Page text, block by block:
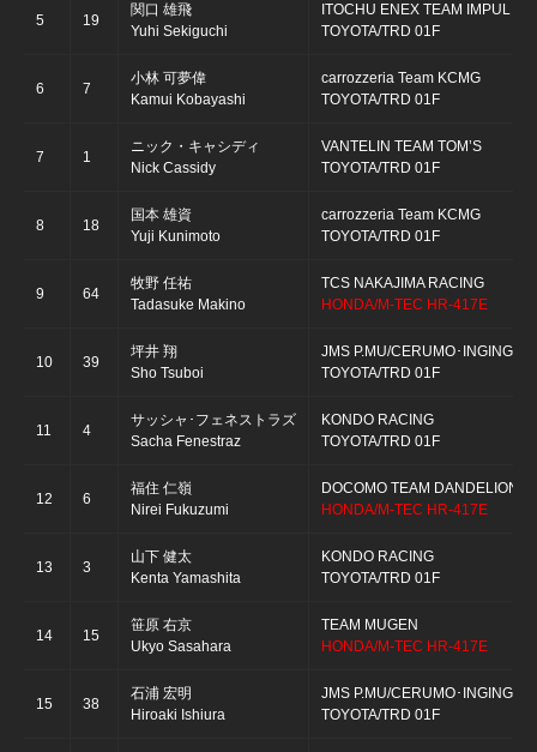
5 19
関口 雄飛
Yuhi Sekiguchi
ITOCHU ENEX TEAM IMPUL
TOYOTA/TRD 01F
6 7
小林 可夢偉
Kamui Kobayashi
carrozzeria Team KCMG
TOYOTA/TRD 01F
7 1
ニック・キャシディ
Nick Cassidy
VANTELIN TEAM TOM’S
TOYOTA/TRD 01F
8 18
国本 雄資
Yuji Kunimoto
carrozzeria Team KCMG
TOYOTA/TRD 01F
9 64
牧野 任祐
Tadasuke Makino
TCS NAKAJIMA RACING
HONDA/M-TEC HR-417E
10 39
坪井 翔
Sho Tsuboi
JMS P.MU/CERUMO･INGING
TOYOTA/TRD 01F
11 4
サッシャ･フェネストラズ
Sacha Fenestraz
KONDO RACING
TOYOTA/TRD 01F
12 6
福住 仁嶺
Nirei Fukuzumi
DOCOMO TEAM DANDELION
HONDA/M-TEC HR-417E
13 3
山下 健太
Kenta Yamashita
KONDO RACING
TOYOTA/TRD 01F
14 15
笹原 右京
Ukyo Sasahara
TEAM MUGEN
HONDA/M-TEC HR-417E
15 38
石浦 宏明
Hiroaki Ishiura
JMS P.MU/CERUMO･INGING
TOYOTA/TRD 01F